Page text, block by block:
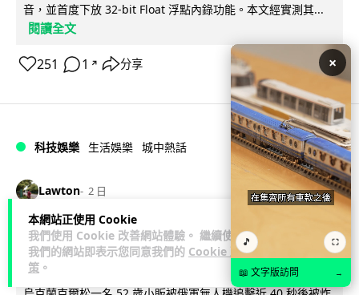
本網站正使用 Cookie
我們使用 Cookie 改善網站體驗。 繼續使用
我們的網站即表示您同意我們的 Cookie 政
策 。
音，並首度下放 32-bit Float 浮點內錄功能。本文經實測其...
閱讀全文
251 1 ↗ 分享
科技娛樂 生活娛樂 城中熱話
Lawton 2 日
澤連斯基怒斥俄軍「人肉狩獵」 無人機
追殺烏克蘭小販近 40 秒仍被炸傷
×
🎵 ⛶
📖 文字版訪問 →